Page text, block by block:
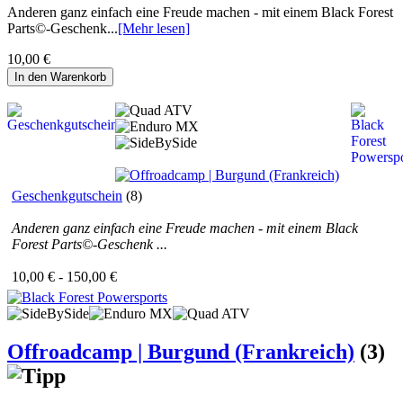
Anderen ganz einfach eine Freude machen - mit einem Black Forest
Parts©-Geschenk...[Mehr lesen]
10,00 €
In den Warenkorb
Geschenkgutschein (8)
Anderen ganz einfach eine Freude machen - mit einem Black
Forest Parts©-Geschenk ...
10,00 € - 150,00 €
Offroadcamp | Burgund (Frankreich) (3)